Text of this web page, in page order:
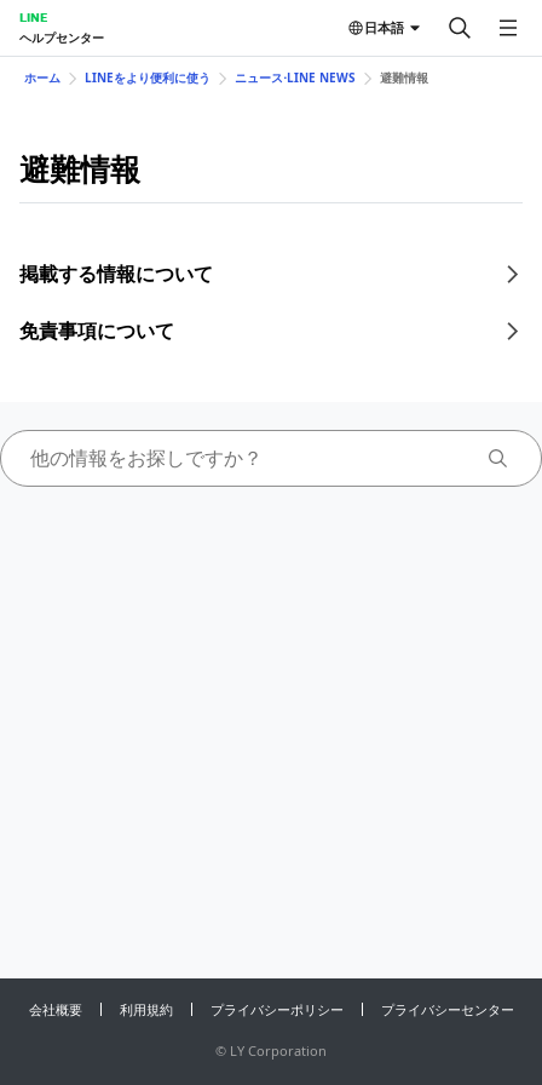
LINE
ヘルプセンター
日本語
ホーム LINEをより便利に使う ニュース⋅LINE NEWS 避難情報
避難情報
掲載する情報について
免責事項について
会社概要 利用規約 プライバシーポリシー プライバシーセンター
© LY Corporation